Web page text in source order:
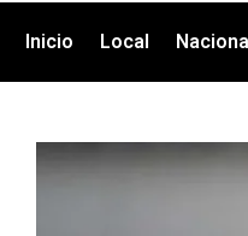
Inicio Local Nacional